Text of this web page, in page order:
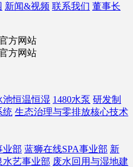
新闻&视频 联系我们 董事长
池恒温恒湿 1480水泵 研发制
统 生态治理与零排放核心技术
业部 蓝狮在线SPA事业部 新
水艺事业部 废水回用与湿地建